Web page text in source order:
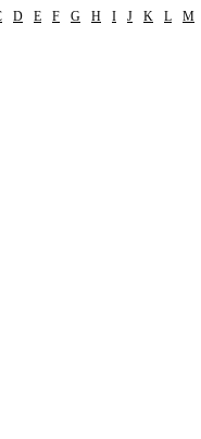
D E F G H I J K L M